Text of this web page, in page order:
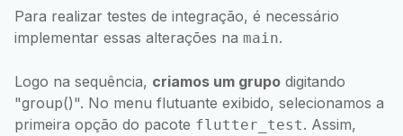
Para realizar testes de integração, é necessário
implementar essas alterações na main.
Logo na sequência, criamos um grupo digitando
"group()". No menu flutuante exibido, selecionamos a
primeira opção do pacote flutter_test. Assim,